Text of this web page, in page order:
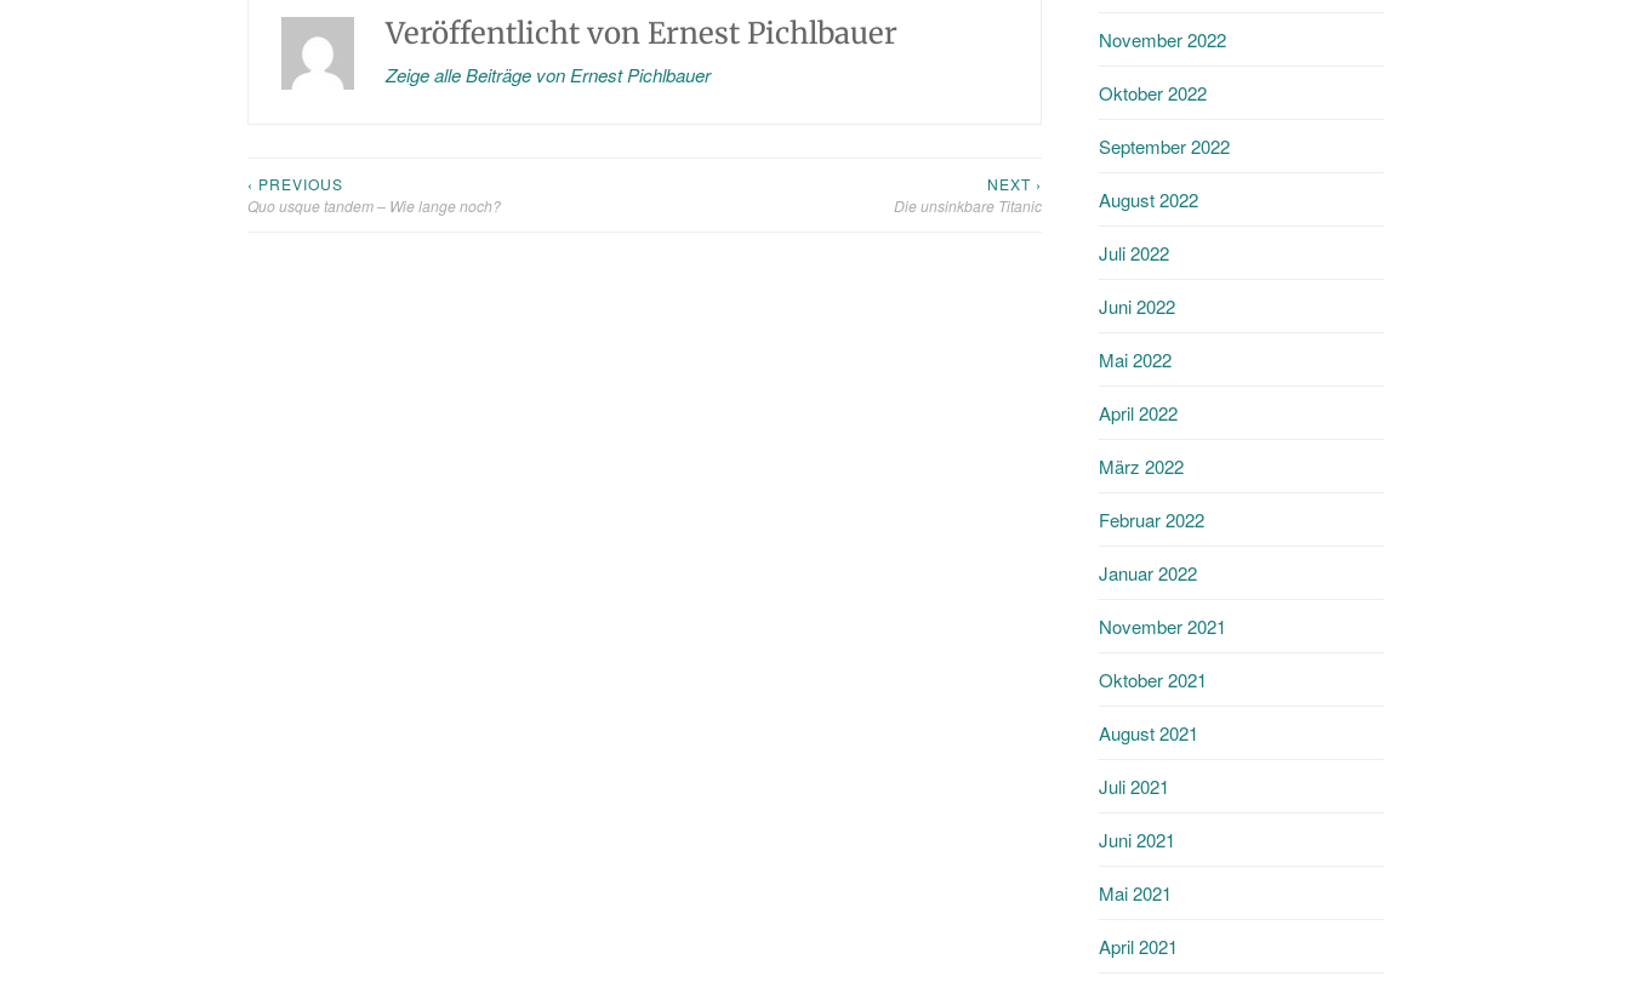
Veröffentlicht von Ernest Pichlbauer
Zeige alle Beiträge von Ernest Pichlbauer
Beitragsnavigation
‹ PREVIOUS
Quo usque tandem – Wie lange noch?
NEXT ›
Die unsinkbare Titanic
November 2022
Oktober 2022
September 2022
August 2022
Juli 2022
Juni 2022
Mai 2022
April 2022
März 2022
Februar 2022
Januar 2022
November 2021
Oktober 2021
August 2021
Juli 2021
Juni 2021
Mai 2021
April 2021